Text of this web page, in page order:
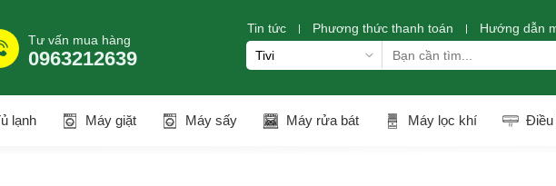
Tư vấn mua hàng
0963212639
Tin tức Phương thức thanh toán Hướng dẫn
lạnh Máy giặt Máy sấy Máy rửa bát Máy lọc khí Điều